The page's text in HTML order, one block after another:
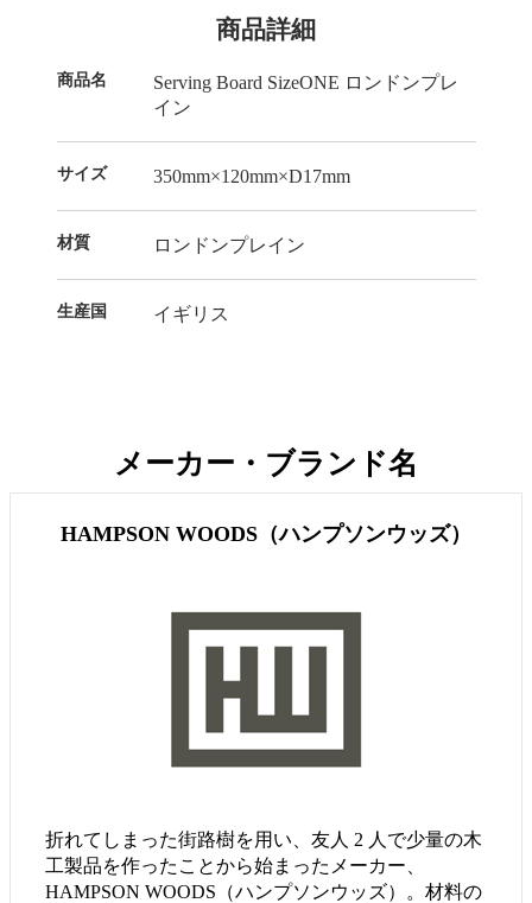
商品詳細
商品名
Serving Board SizeONE ロンドンプレ
イン
サイズ 350mm×120mm×D17mm
材質 ロンドンプレイン
生産国 イギリス
メーカー・ブランド名
HAMPSON WOODS（ハンプソンウッズ）
折れてしまった街路樹を用い、友人 2 人で少量の木
工製品を作ったことから始まったメーカー、
HAMPSON WOODS（ハンプソンウッズ）。材料の